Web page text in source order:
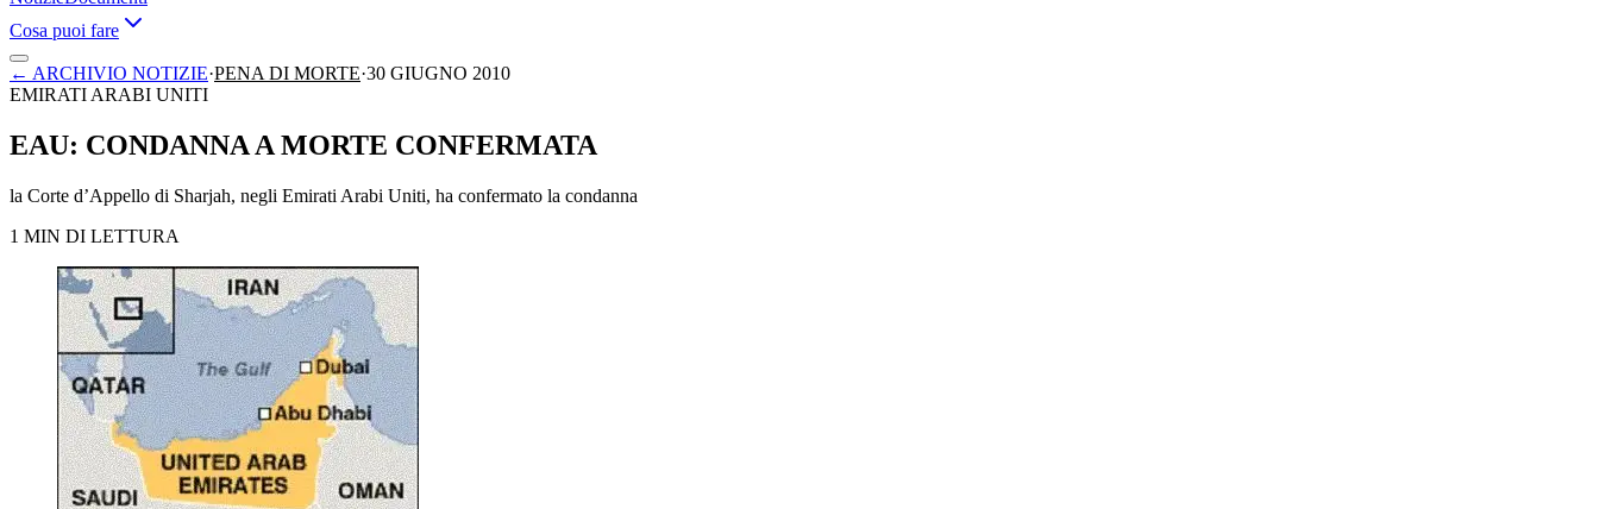
Cosa puoi fare
← ARCHIVIO NOTIZIE·PENA DI MORTE·30 GIUGNO 2010
EMIRATI ARABI UNITI
EAU: CONDANNA A MORTE CONFERMATA
la Corte d’Appello di Sharjah, negli Emirati Arabi Uniti, ha confermato la condanna
1 MIN DI LETTURA